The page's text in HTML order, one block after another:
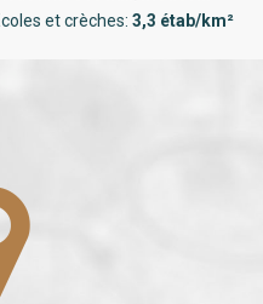
et crèches: 3,3 étab/km²